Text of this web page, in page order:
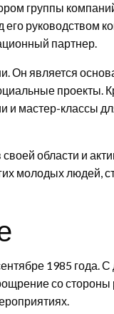
группы
руководством
партнер.
Он является
проекты.
и мастер-классы
области и
молодых людей,
1985 года. С
со стороны